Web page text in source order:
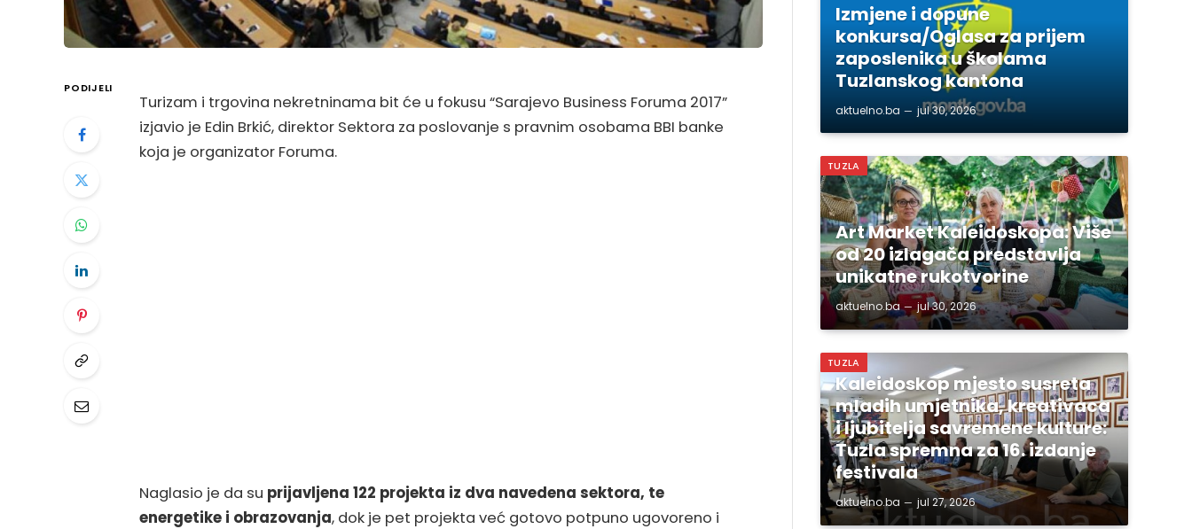
PODIJELI
Turizam i trgovina nekretninama bit će u fokusu “Sarajevo Business Foruma 2017”
izjavio je Edin Brkić, direktor Sektora za poslovanje s pravnim osobama BBI banke
koja je organizator Foruma.
Naglasio je da su prijavljena 122 projekta iz dva navedena sektora, te
energetike i obrazovanja, dok je pet projekta već gotovo potpuno ugovoreno i
Izmjene i dopune
konkursa/Oglasa za prijem
zaposlenika u školama
Tuzlanskog kantona
aktuelno.ba jul 30, 2026
TUZLA
Art Market Kaleidoskopa: Više
od 20 izlagača predstavlja
unikatne rukotvorine
aktuelno.ba jul 30, 2026
TUZLA
Kaleidoskop mjesto susreta
mladih umjetnika, kreativaca
i ljubitelja savremene kulture:
Tuzla spremna za 16. izdanje
festivala
aktuelno.ba jul 27, 2026